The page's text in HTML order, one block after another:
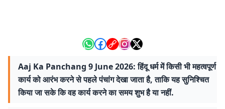
Aaj Ka Panchang 9 June 2026: हिंदू धर्म में किसी भी महत्वपूर्ण
कार्य को आरंभ करने से पहले पंचांग देखा जाता है, ताकि यह सुनिश्चित
किया जा सके कि वह कार्य करने का समय शुभ है या नहीं.